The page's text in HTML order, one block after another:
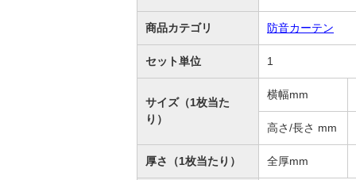
商品カテゴリ 防音カーテン
セット単位 1
サイズ（1枚当た
り）
横幅mm
高さ/長さ mm
厚さ（1枚当たり） 全厚mm